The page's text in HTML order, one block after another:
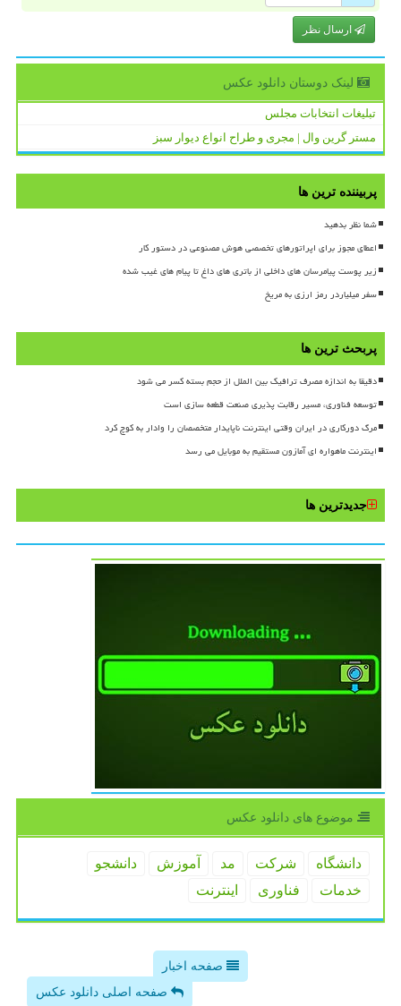
ارسال نظر
لینک دوستان دانلود عكس
تبلیغات انتخابات مجلس
مستر گرین وال | مجری و طراح انواع دیوار سبز
پربیننده ترین ها
شما نظر بدهید
اعطای مجوز برای اپراتورهای تخصصی هوش مصنوعی در دستور کار
زیر پوست پیامرسان های داخلی از باتری های داغ تا پیام های غیب شده
سفر میلیاردر رمز ارزی به مریخ
پربحث ترین ها
دقیقا به اندازه مصرف ترافیک بین الملل از حجم بسته کسر می شود
توسعه فناوری، مسیر رقابت پذیری صنعت قطعه سازی است
مرگ دورکاری در ایران وقتی اینترنت ناپایدار متخصصان را وادار به کوچ کرد
اینترنت ماهواره ای آمازون مستقیم به موبایل می رسد
جدیدترین ها
موضوع های دانلود عكس
دانشگاه شركت مد آموزش
دانشجو
خدمات
فناوری اینترنت
صفحه اخبار
صفحه اصلی دانلود عکس